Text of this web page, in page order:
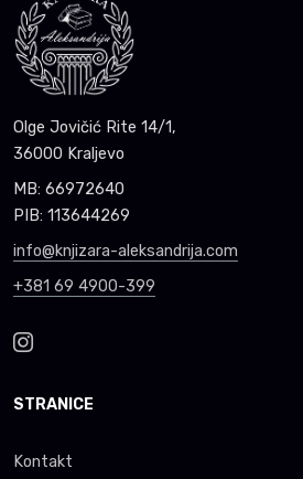
Olge Jovičić Rite 14/1,
36000 Kraljevo
MB: 66972640
PIB: 113644269
info@knjizara-aleksandrija.com
+381 69 4900-399
STRANICE
Kontakt